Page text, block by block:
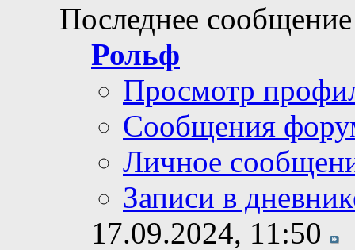
Последнее
Рольф
Просмотр
Сообщения
Личное
Записи в
17.09.2024, 11:50